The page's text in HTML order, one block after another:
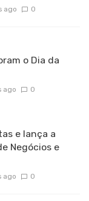
ago 0
o Dia da
ago 0
e lança a
Negócios e
ago 0